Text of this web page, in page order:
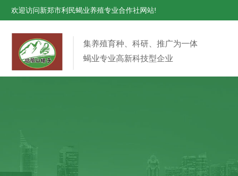
欢迎访问新郑市利民蝎业养殖专业合作社网站!
集养殖育种、科研、推广为一体
蝎业专业高新科技型企业